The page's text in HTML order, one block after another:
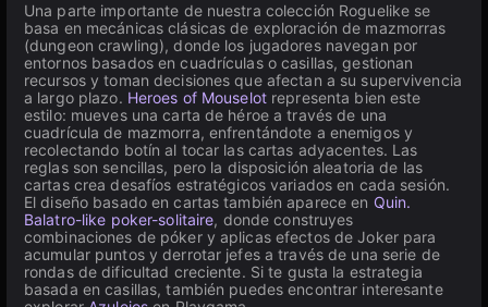
Una parte importante de nuestra colección Roguelike se
basa en mecánicas clásicas de exploración de mazmorras
(dungeon crawling), donde los jugadores navegan por
entornos basados en cuadrículas o casillas, gestionan
recursos y toman decisiones que afectan a su supervivencia
a largo plazo. Heroes of Mouselotrepresenta bien este
estilo: mueves una carta de héroe a través de una
cuadrícula de mazmorra, enfrentándote a enemigos y
recolectando botín al tocar las cartas adyacentes. Las
reglas son sencillas, pero la disposición aleatoria de las
cartas crea desafíos estratégicos variados en cada sesión.
El diseño basado en cartas también aparece en Quin.
Balatro-like poker-solitaire, donde construyes
combinaciones de póker y aplicas efectos de Joker para
acumular puntos y derrotar jefes a través de una serie de
rondas de dificultad creciente. Si te gusta la estrategia
basada en casillas, también puedes encontrar interesante